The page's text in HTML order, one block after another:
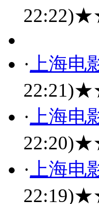
22:22)
· 上海
22:21)
· 上海
22:20)
· 上海
22:19)